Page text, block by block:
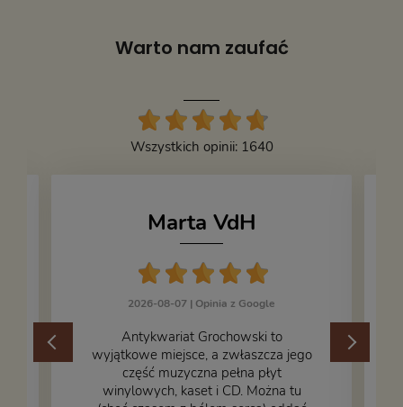
Warto nam zaufać
Wszystkich opinii: 1640
Marta VdH
2026-08-07 | Opinia z Google
​Antykwariat Grochowski to
wyjątkowe miejsce, a zwłaszcza jego
część muzyczna pełna płyt
winylowych, kaset i CD. Można tu